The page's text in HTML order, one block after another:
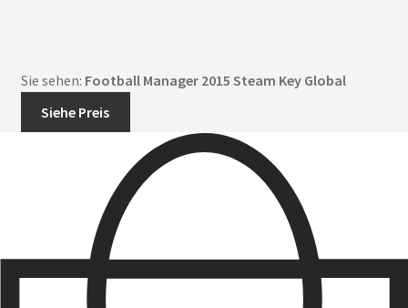
Sie sehen: Football Manager 2015 Steam Key Global
Siehe Preis